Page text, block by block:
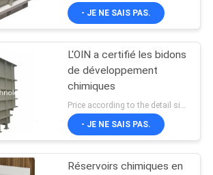
- JE NE SAIS PAS.
L'OIN a certifié les bidons
de développement
chimiques
Price according to the detail size MOQ:1PCS
- JE NE SAIS PAS.
Réservoirs chimiques en